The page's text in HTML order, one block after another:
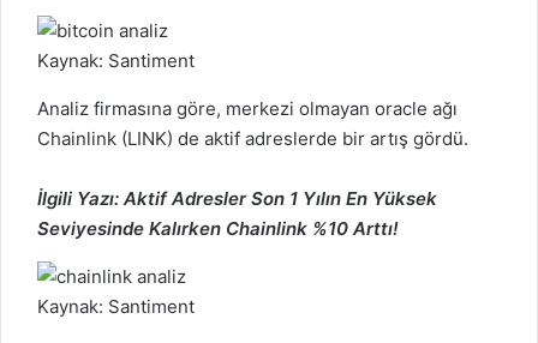
Kaynak: Santiment
Analiz firmasına göre, merkezi olmayan oracle ağı
Chainlink (LINK) de aktif adreslerde bir artış gördü.
İlgili Yazı: Aktif Adresler Son 1 Yılın En Yüksek
Seviyesinde Kalırken Chainlink %10 Arttı!
Kaynak: Santiment